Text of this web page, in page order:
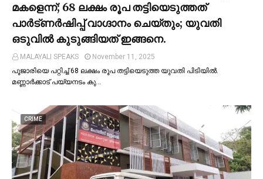
മകളെന്ന്; 68 ലക്ഷം രൂപ തട്ടിയെടുത്തത്
പാര്‍ട്ണര്‍ഷിപ്പ് വാഗ്ദാനം ചെയ്തും; യുവതി
ഒടുവില്‍ കുടുങ്ങിയത് ഇങ്ങനെ.
MALAYALI SPEAKS
November 11, 2025
പൂജാരിയെ പറ്റിച്ച്‌ 68 ലക്ഷം രൂപ തട്ടിയെടുത്ത യുവതി പിടിയില്‍.
മണ്ണാർക്കാട് പയ്യനടം കു…
CRIME